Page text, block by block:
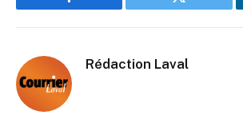
Facebook Twitter
Rédaction Laval